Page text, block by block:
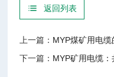
返回列表
上一篇： MYP煤矿用电缆
下一篇： MYP矿用电缆